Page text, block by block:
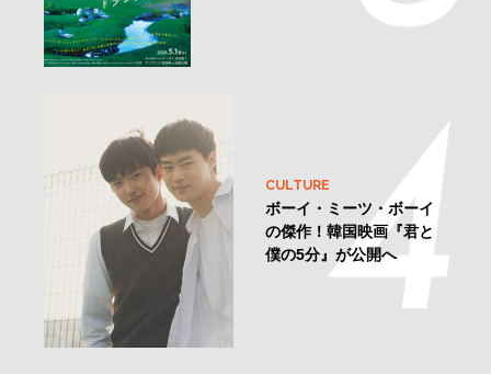
CULTURE
ボーイ・ミーツ・ボーイ
の傑作！韓国映画『君と
僕の5分』が公開へ